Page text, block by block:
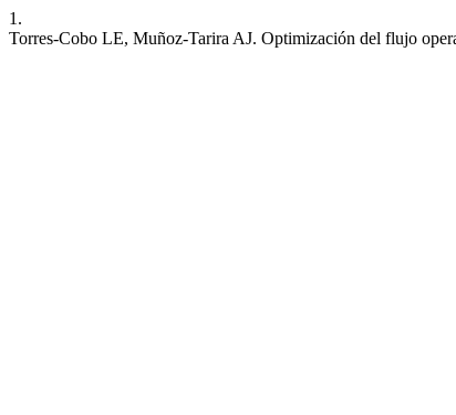
1.
Torres-Cobo LE, Muñoz-Tarira AJ. Optimización del flujo